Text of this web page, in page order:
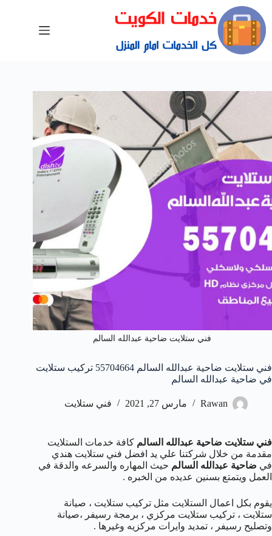
فني ستلايت ضاحية عبدالله السالم
فني ستلايت ضاحية عبدالله السالم 55704664 تركيب ستلايت
في ضاحية عبدالله السالم
Rawan مارس 27, 2021 فني ستلايت
فني ستلايت ضاحية عبدالله السالم كافة خدمات الستلايت
مقدمة من خلال شركتنا علي يد افضل فني ستلايت هندي
في ضاحية عبدالله السالم حيث المهاره والسرعه والدقة في
العمل ويتمتع بسنين عديده من الخبره .
يقوم بكل اعمال الستلايت مثل تركيب ستلايت ، صيانة
ستلايت ، تركيب ستلايت مركزي ، برمجة رسيفر ،صيانة
وتصليح رسيفر ، تمديد وايرات مركزيه وغيرها .